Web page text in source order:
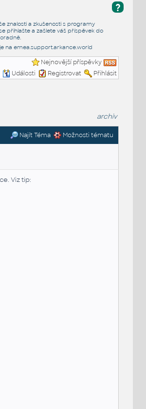
?
znalosti a zkušenosti s programy
přihlašte a zašlete váš příspěvek do
.
na emea.support.arkance.world
Nejnovější příspěvky
Události Registrovat Přihlásit
archiv
Najít Téma Možnosti tématu
Viz tip: